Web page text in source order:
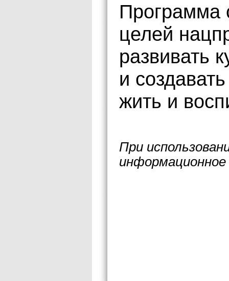
Программа
целей
развивать
и
жить и
При